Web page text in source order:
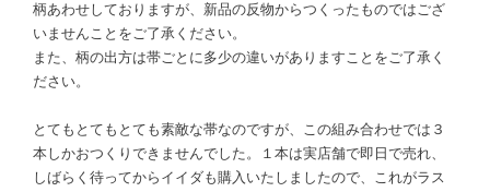
柄あわせしておりますが、新品の反物からつくったものではござ
いませんことをご了承ください。
また、柄の出方は帯ごとに多少の違いがありますことをご了承く
ださい。
とてもとてもとても素敵な帯なのですが、この組み合わせでは３
本しかおつくりできませんでした。１本は実店舗で即日で売れ、
しばらく待ってからイイダも購入いたしましたので、これがラス